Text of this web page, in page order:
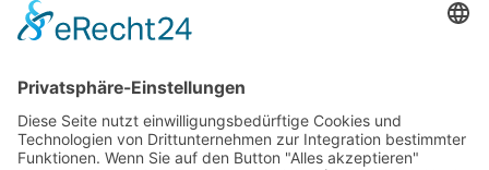
Passwort vergessen?
Angemeldet bleiben